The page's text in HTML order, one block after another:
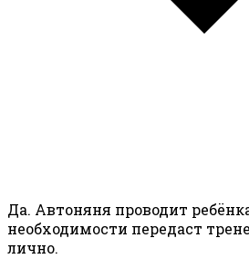
Да. Автоняня проводит
необходимости передаст
лично.